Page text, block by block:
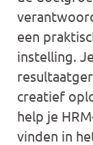
een
instelling.
creatief
help je
vinden in